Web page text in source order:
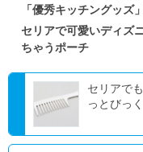
「優秀キッチングッズ
セリアで可愛いディズ
ちゃうポーチ
セリアで
っとびっ